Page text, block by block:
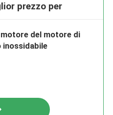
prezzo per
del motore di
inossidabile